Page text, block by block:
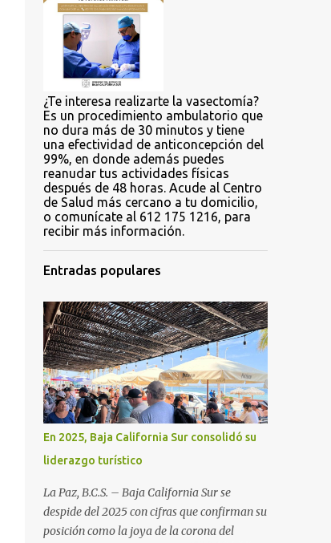
¿Te interesa realizarte la vasectomía?
Es un procedimiento ambulatorio que
no dura más de 30 minutos y tiene
una efectividad de anticoncepción del
99%, en donde además puedes
reanudar tus actividades físicas
después de 48 horas. Acude al Centro
de Salud más cercano a tu domicilio,
o comunícate al 612 175 1216, para
recibir más información.
Entradas populares
En 2025, Baja California Sur consolidó su
liderazgo turístico
La Paz, B.C.S. – Baja California Sur se
despide del 2025 con cifras que confirman su
posición como la joya de la corona del